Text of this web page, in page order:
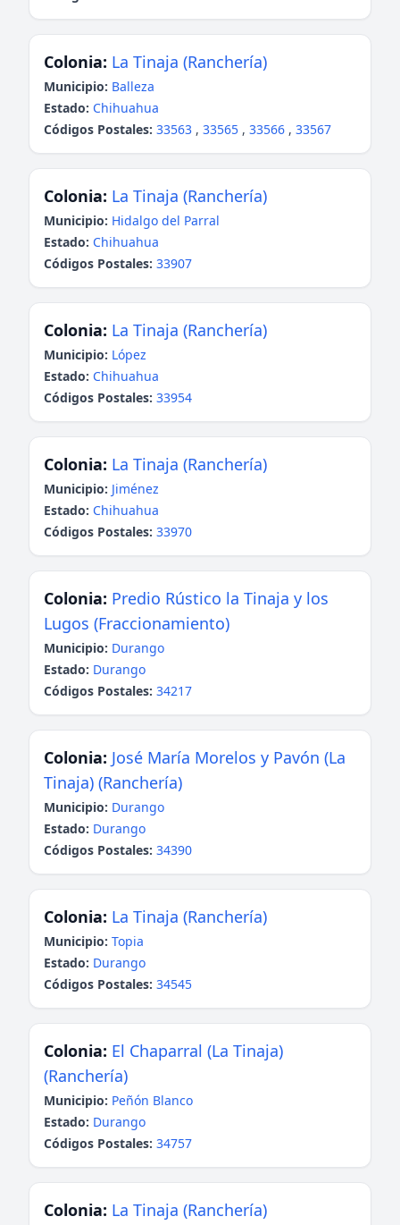
Colonia: La Tinaja (Ranchería)
Municipio: Balleza
Estado: Chihuahua
Códigos Postales: 33563 , 33565 , 33566 , 33567
Colonia: La Tinaja (Ranchería)
Municipio: Hidalgo del Parral
Estado: Chihuahua
Códigos Postales: 33907
Colonia: La Tinaja (Ranchería)
Municipio: López
Estado: Chihuahua
Códigos Postales: 33954
Colonia: La Tinaja (Ranchería)
Municipio: Jiménez
Estado: Chihuahua
Códigos Postales: 33970
Colonia: Predio Rústico la Tinaja y los
Lugos (Fraccionamiento)
Municipio: Durango
Estado: Durango
Códigos Postales: 34217
Colonia: José María Morelos y Pavón (La
Tinaja) (Ranchería)
Municipio: Durango
Estado: Durango
Códigos Postales: 34390
Colonia: La Tinaja (Ranchería)
Municipio: Topia
Estado: Durango
Códigos Postales: 34545
Colonia: El Chaparral (La Tinaja)
(Ranchería)
Municipio: Peñón Blanco
Estado: Durango
Códigos Postales: 34757
Colonia: La Tinaja (Ranchería)